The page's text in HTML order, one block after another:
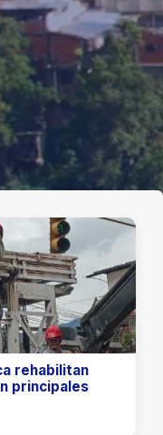
rehabilitan
principales